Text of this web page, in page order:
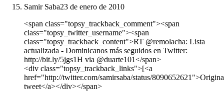
Samir Saba23 de enero de 2010
<span class="topsy_trackback_comment"><span
class="topsy_twitter_username"><span
class="topsy_trackback_content">RT @remolacha: Lista
actualizada - Dominicanos más seguidos en Twitter:
http://bit.ly/5jgs1H via @duarte101</span>
<div class="topsy_trackback_links">[<a
href="http://twitter.com/samirsaba/status/
tweet</a></div></span>